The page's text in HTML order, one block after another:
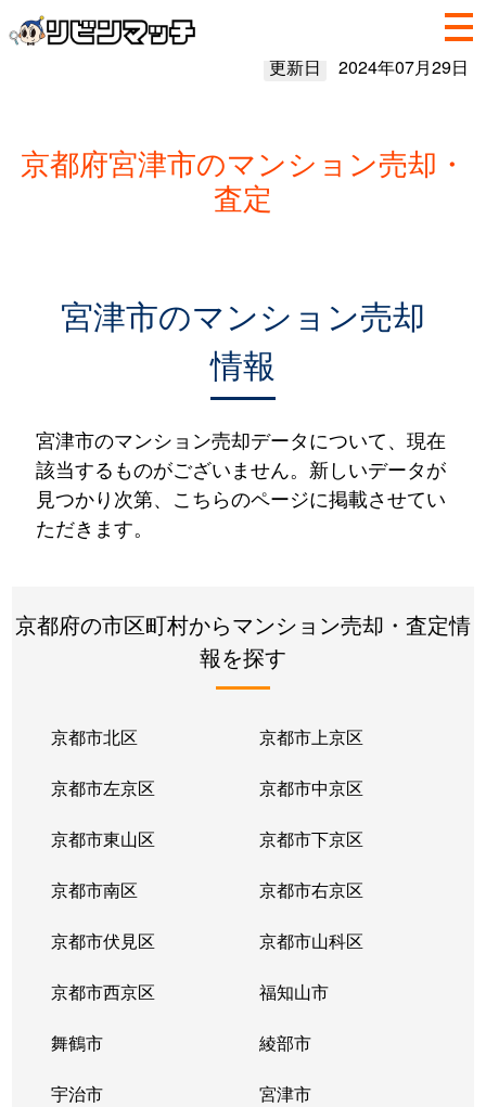
更新日 2024年07月29日
京都府宮津市のマンション売却・
査定
宮津市のマンション売却
情報
宮津市のマンション売却データについて、現在
該当するものがございません。新しいデータが
見つかり次第、こちらのページに掲載させてい
ただきます。
京都府の市区町村からマンション売却・査定情
報を探す
京都市北区 京都市上京区
京都市左京区 京都市中京区
京都市東山区 京都市下京区
京都市南区 京都市右京区
京都市伏見区 京都市山科区
京都市西京区 福知山市
舞鶴市 綾部市
宇治市 宮津市